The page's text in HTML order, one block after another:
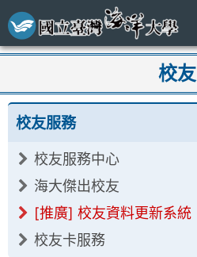
跳到主要內容區
:::
校友
校友服務
校友服務中心
海大傑出校友
[推廣] 校友資料更新系統
校友卡服務